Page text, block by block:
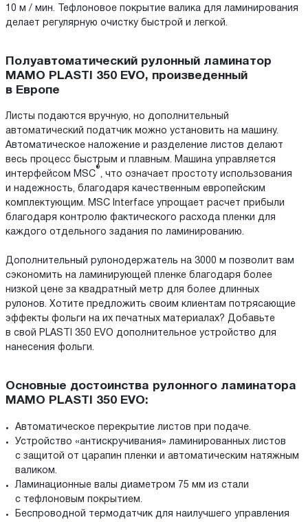
10 м / мин. Тефлоновое покрытие валика для ламинирования
делает регулярную очистку быстрой и легкой.
Полуавтоматический рулонный ламинатор
MAMO PLASTI 350 EVO, произведенный
в Европе
Листы подаются вручную, но дополнительный
автоматический податчик можно установить на машину.
Автоматическое наложение и разделение листов делают
весь процесс быстрым и плавным. Машина управляется
интерфейсом MSC
®
, что означает простоту использования
и надежность, благодаря качественным европейским
комплектующим. MSC Interface упрощает расчет прибыли
благодаря контролю фактического расхода пленки для
каждого отдельного задания по ламинированию.
Дополнительный рулонодержатель на 3000 м позволит вам
сэкономить на ламинирующей пленке благодаря более
низкой цене за квадратный метр для более длинных
рулонов. Хотите предложить своим клиентам потрясающие
эффекты фольги на их печатных материалах? Добавьте
в свой PLASTI 350 EVO дополнительное устройство для
нанесения фольги.
Основные достоинства рулонного ламинатора
MAMO PLASTI 350 EVO:
Автоматическое перекрытие листов при подаче.
Устройство «антискручивания» ламинированных листов
с защитой от царапин пленки и автоматическим натяжным
валиком.
Ламинационные валы диаметром 75 мм из стали
с тефлоновым покрытием.
Беспроводной термодатчик для наилучшего управления